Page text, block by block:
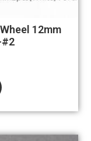
12mm
#2